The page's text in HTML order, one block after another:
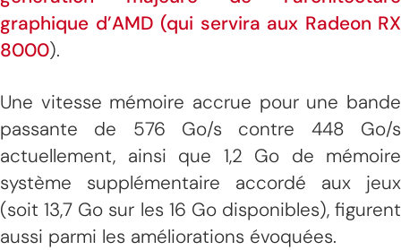
graphique d’AMD (qui servira aux Radeon RX
8000).
Une vitesse mémoire accrue pour une bande
passante de 576 Go/s contre 448 Go/s
actuellement, ainsi que 1,2 Go de mémoire
système supplémentaire accordé aux jeux
(soit 13,7 Go sur les 16 Go disponibles), figurent
aussi parmi les améliorations évoquées.